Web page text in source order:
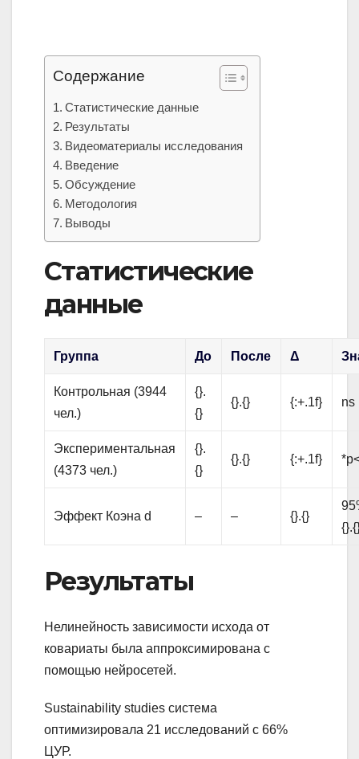
Содержание
Статистические данные
Результаты
Видеоматериалы исследования
Введение
Обсуждение
Методология
Выводы
Статистические
данные
Группа До После Δ
Контрольная (3944
чел.)
{}.
{}
{}.{} {:+.1f} ns
Экспериментальная
(4373 чел.)
{}.
{}
{}.{} {:+.1f}
Эффект Коэна d – – {}.{}
Результаты
Нелинейность зависимости исхода от
ковариаты была аппроксимирована с
помощью нейросетей.
Sustainability studies система
оптимизировала 21 исследований с 66%
ЦУР.